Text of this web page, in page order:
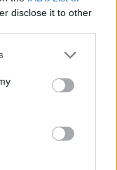
disclose it to other